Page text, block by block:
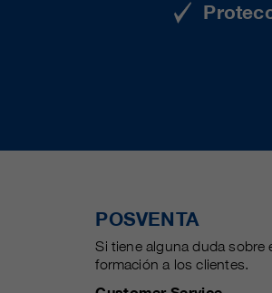
POSVENTA
Si tiene alguna duda sobre
formación a los clientes.